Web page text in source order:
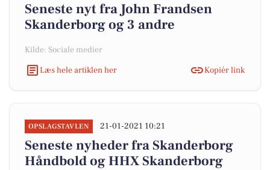
Seneste nyt fra John Frandsen
Skanderborg og 3 andre
Kilde: Sociale medier
Læs hele artiklen her
Kopiér link
OPSLAGSTAVLEN 21-01-2021 10:21
Seneste nyheder fra Skanderborg
Håndbold og HHX Skanderborg